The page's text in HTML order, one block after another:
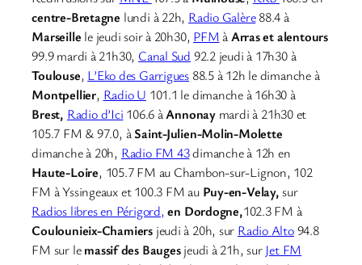
centre-Bretagne lundi à 22h, Radio Galère88.4 à
Marseille le jeudi soir à 20h30, PFMàArras et alentours
99.9 mardi à 21h30, Canal Sud 92.2 jeudi à 17h30 à
Toulouse, L’Eko des Garrigues 88.5 à 12h le dimanche à
Montpellier, Radio U 101.1 le dimanche à 16h30 à
Brest, Radio d’Ici 106.6 àAnnonay mardi à 21h30 et
105.7 FM & 97.0, àSaint-Julien-Molin-Molette
dimanche à 20h, Radio FM 43dimanche à 12h en
Haute-Loire, 105.7 FM au Chambon-sur-Lignon, 102
FM à Yssingeaux et 100.3 FM au Puy-en-Velay,sur
Radios libres en Périgord, en Dordogne,102.3 FM à
Coulounieix-Chamiers jeudi à 20h, sur Radio Alto94.8
FM sur lemassif des Baugesjeudi à 21h, sur Jet FM